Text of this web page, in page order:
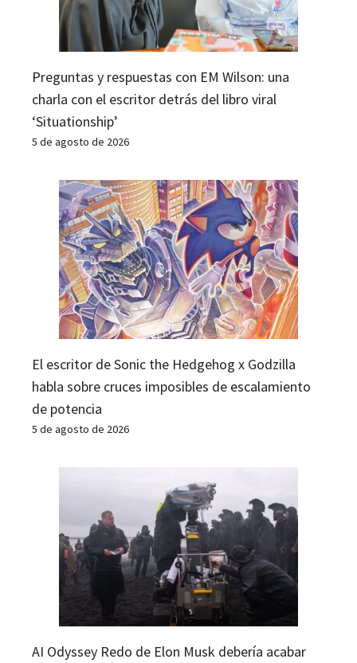
Preguntas y respuestas con EM Wilson: una
charla con el escritor detrás del libro viral
‘Situationship’
5 de agosto de 2026
El escritor de Sonic the Hedgehog x Godzilla
habla sobre cruces imposibles de escalamiento
de potencia
5 de agosto de 2026
AI Odyssey Redo de Elon Musk debería acabar